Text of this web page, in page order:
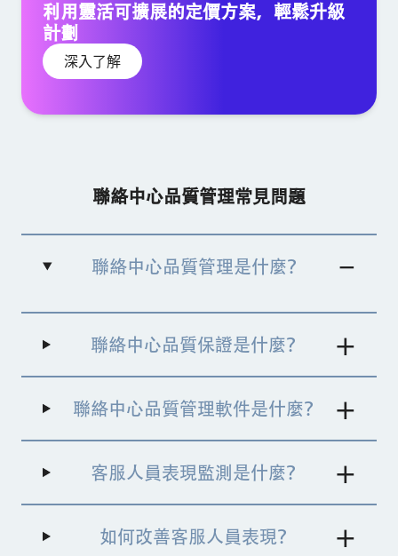
利用靈活可擴展的定價方案，輕鬆升級
計劃
深入了解
聯絡中心品質管理常見問題
聯絡中心品質管理是什麼？
方案。這項方案監測及評估客服人員表現、分析客
戶互動，並且實施提高整體服務品質的策略。 這
個程序包括通話監測、表現指標追蹤、意見回饋提
析和最佳實務，旨在提高客戶滿意度、提升作業效
續性的努力會因應不斷變化的客戶需求和行業標
準，最終帶動聯絡中心環境持續改進。
聯絡中心品質保證是什麼？
聯絡中心品質管理軟件是什麼？
客服人員表現監測是什麼？
如何改善客服人員表現？